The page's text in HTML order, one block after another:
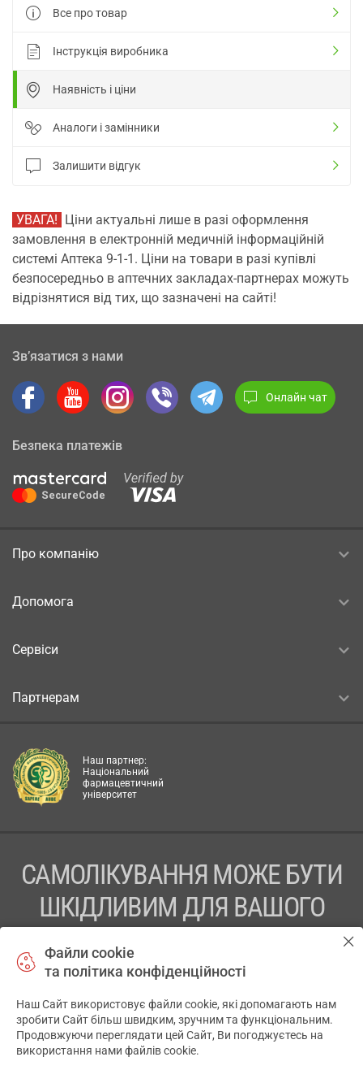
Все про товар
Інструкція виробника
Наявність і ціни
Аналоги і замінники
Залишити відгук
УВАГА! Ціни актуальні лише в разі оформлення
замовлення в електронній медичній інформаційній
системі Аптека 9-1-1. Ціни на товари в разі купівлі
безпосередньо в аптечних закладах-партнерах можуть
відрізнятися від тих, що зазначені на сайті!
Зв’язатися з нами
Онлайн чат
Безпека платежів
Про компанію
Допомога
Сервіси
Партнерам
Наш партнер:
Національний
фармацевтичний
університет
САМОЛІКУВАННЯ МОЖЕ БУТИ
ШКІДЛИВИМ ДЛЯ ВАШОГО
ПЕРЕД ЗАСТОСУВАННЯМ ПРЕПАРАТУ ПРОКОНСУЛЬТУЙТЕСЬ
ТОВ «АПТЕКА 911.ЮА» Код ЄДРПОУ 43631965.
Відмова від відповідальності
Файли cookie
та політика конфіденційності
Наш Сайт використовує файли cookie, які допомагають нам
зробити Сайт більш швидким, зручним та функціональним.
Продовжуючи переглядати цей Сайт, Ви погоджуєтесь на
використання нами файлів cookie.
✕